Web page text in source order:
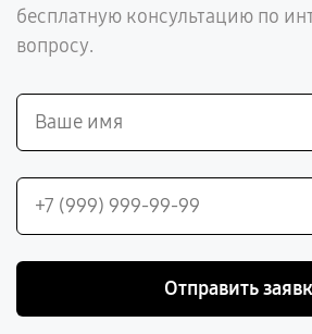
бесплатную консультацию по
вопросу.
Отправить